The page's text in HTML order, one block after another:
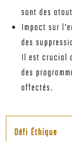
sont des
Impact sur
des
Il est crucial
des
affectés.
Défi Éthique